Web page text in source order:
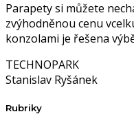
Parapety si můžete
zvýhodněnou cenu
konzolami je řešena
TECHNOPARK
Stanislav Ryšánek
Rubriky